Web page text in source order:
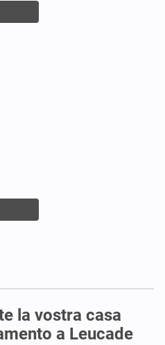
la vostra casa
a Leucade